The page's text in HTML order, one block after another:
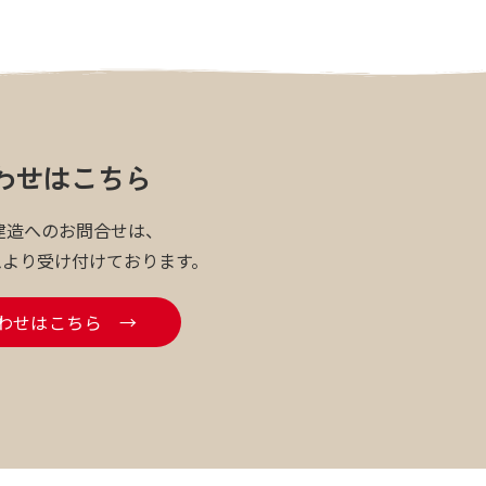
せはこちら
へのお問合せは、
り受け付けております。
せはこちら →